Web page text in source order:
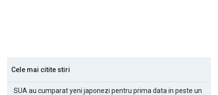
Cele mai citite stiri
SUA au cumparat yeni japonezi pentru prima data in peste un